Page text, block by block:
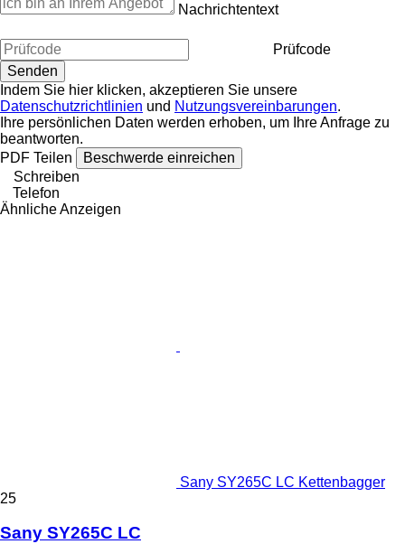
Nachrichtentext
Prüfcode
Indem Sie hier klicken, akzeptieren Sie unsere
Datenschutzrichtlinien und Nutzungsvereinbarungen.
Ihre persönlichen Daten werden erhoben, um Ihre Anfrage zu
beantworten.
PDF Teilen
Beschwerde einreichen
Schreiben
Telefon
Ähnliche Anzeigen
Sany SY265C LC Kettenbagger
25
Sany SY265C LC